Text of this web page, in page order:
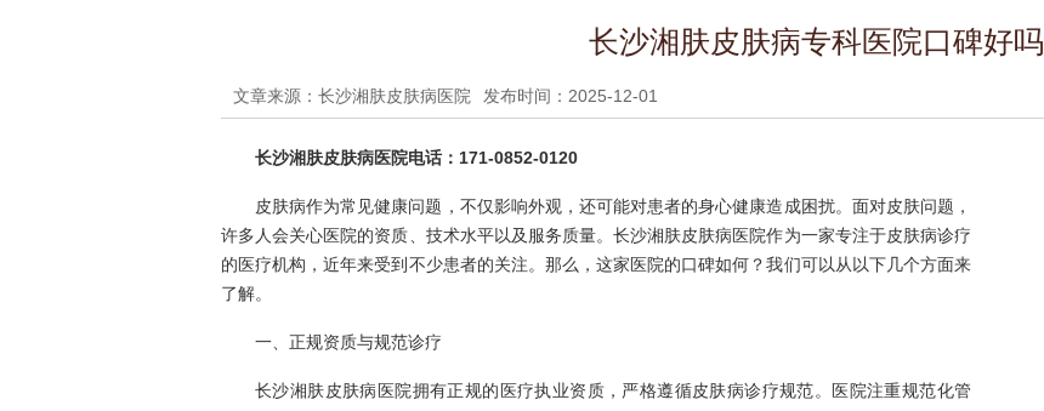
长沙湘肤皮肤病专科医院口碑好吗
文章来源：长沙湘肤皮肤病医院 发布时间：2025-12-01
长沙湘肤皮肤病医院电话：171-0852-0120
皮肤病作为常见健康问题，不仅影响外观，还可能对患者的身心健康造成困扰。面对皮肤问题，
许多人会关心医院的资质、技术水平以及服务质量。长沙湘肤皮肤病医院作为一家专注于皮肤病诊疗
的医疗机构，近年来受到不少患者的关注。那么，这家医院的口碑如何？我们可以从以下几个方面来
了解。
一、正规资质与规范诊疗
长沙湘肤皮肤病医院拥有正规的医疗执业资质，严格遵循皮肤病诊疗规范。医院注重规范化管